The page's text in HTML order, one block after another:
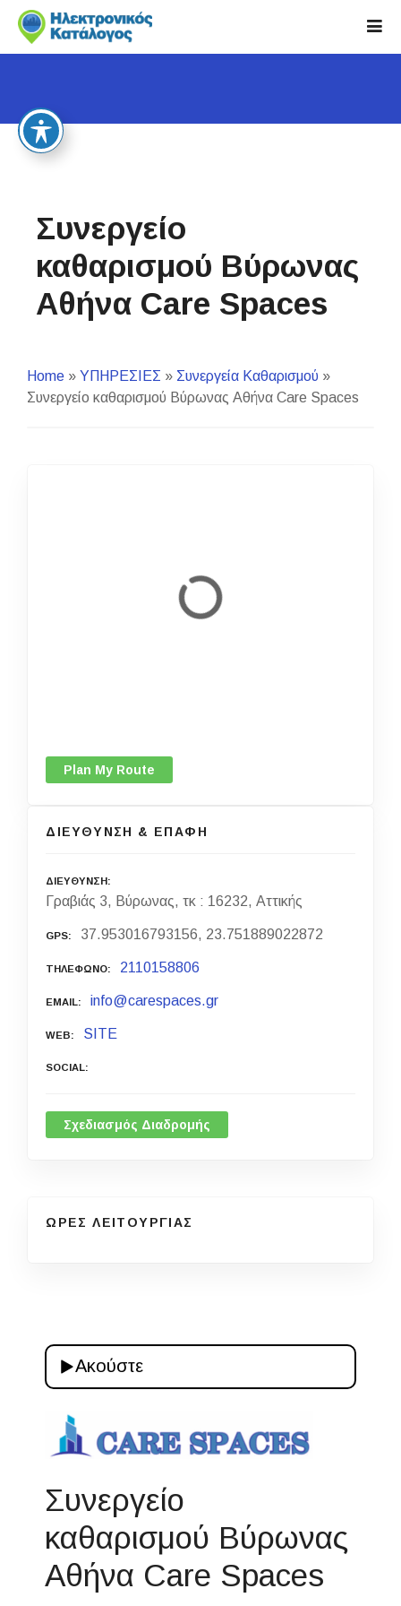
i
Συνεργείο
καθαρισμού Βύρωνας
Αθήνα Care Spaces
Home » ΥΠΗΡΕΣΙΕΣ » Συνεργεία Καθαρισμού »
Συνεργείο καθαρισμού Βύρωνας Αθήνα Care Spaces
Plan My Route
ΔΙΕΥΘΥΝΣΗ & ΕΠΑΦΗ
ΔΙΕΥΘΥΝΣΗ
Γραβιάς 3, Βύρωνας, τκ : 16232, Αττικής
GPS 37.953016793156, 23.751889022872
ΤΗΛΕΦΩΝΟ 2110158806
EMAIL info@carespaces.gr
WEB SITE
SOCIAL
Σχεδιασμός Διαδρομής
ΩΡΕΣ ΛΕΙΤΟΥΡΓΙΑΣ
Ακούστε
Συνεργείο
καθαρισμού Βύρωνας
Αθήνα Care Spaces